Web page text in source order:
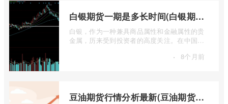
白银期货一期是多长时间(白银期货涨幅一天最高多少)
白银，作为一种兼具商品属性和金融属性的贵
金属，历来受到投资者的高度关注。在中国市
· 8个月前
豆油期货行情分析最新(豆油期货行情实时行情)